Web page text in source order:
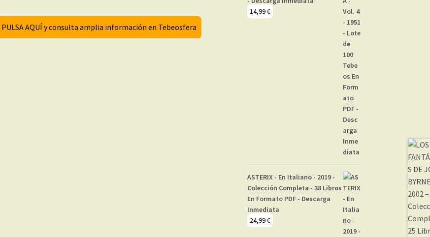
PULSA AQUÍ y consulta amplia información en Tebeosfera
14,99€
ASTERIX - En Italiano - 2019 -
Colección Completa - 38 Libros
En Formato PDF - Descarga
Inmediata
24,99€